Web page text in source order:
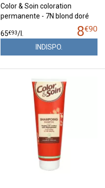
Color & Soin coloration
permanente - 7N blond doré
8€90
65€93/
INDISPO.